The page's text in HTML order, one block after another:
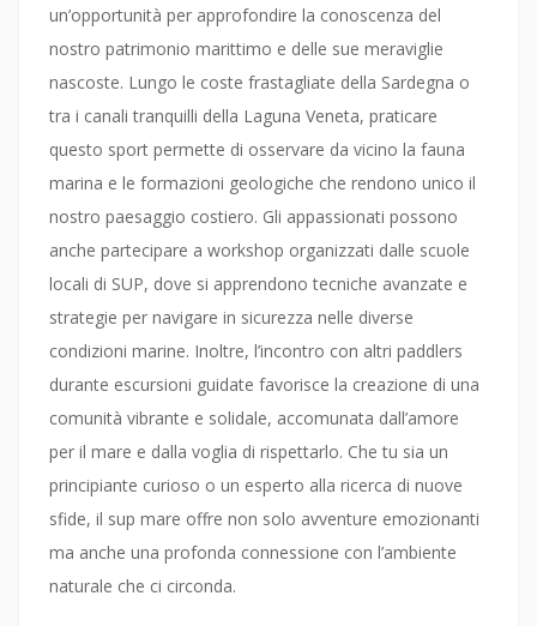
un’opportunità per approfondire la conoscenza del
nostro patrimonio marittimo e delle sue meraviglie
nascoste. Lungo le coste frastagliate della Sardegna o
tra i canali tranquilli della Laguna Veneta, praticare
questo sport permette di osservare da vicino la fauna
marina e le formazioni geologiche che rendono unico il
nostro paesaggio costiero. Gli appassionati possono
anche partecipare a workshop organizzati dalle scuole
locali di SUP, dove si apprendono tecniche avanzate e
strategie per navigare in sicurezza nelle diverse
condizioni marine. Inoltre, l’incontro con altri paddlers
durante escursioni guidate favorisce la creazione di una
comunità vibrante e solidale, accomunata dall’amore
per il mare e dalla voglia di rispettarlo. Che tu sia un
principiante curioso o un esperto alla ricerca di nuove
sfide, il sup mare offre non solo avventure emozionanti
ma anche una profonda connessione con l’ambiente
naturale che ci circonda.